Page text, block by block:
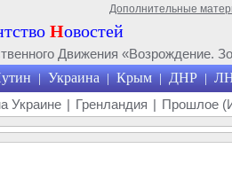
Дополнительные
Новостей
Движения «Возрождение.
| Украина | Крым | ДНР |
Украине | Гренландия | Прошлое